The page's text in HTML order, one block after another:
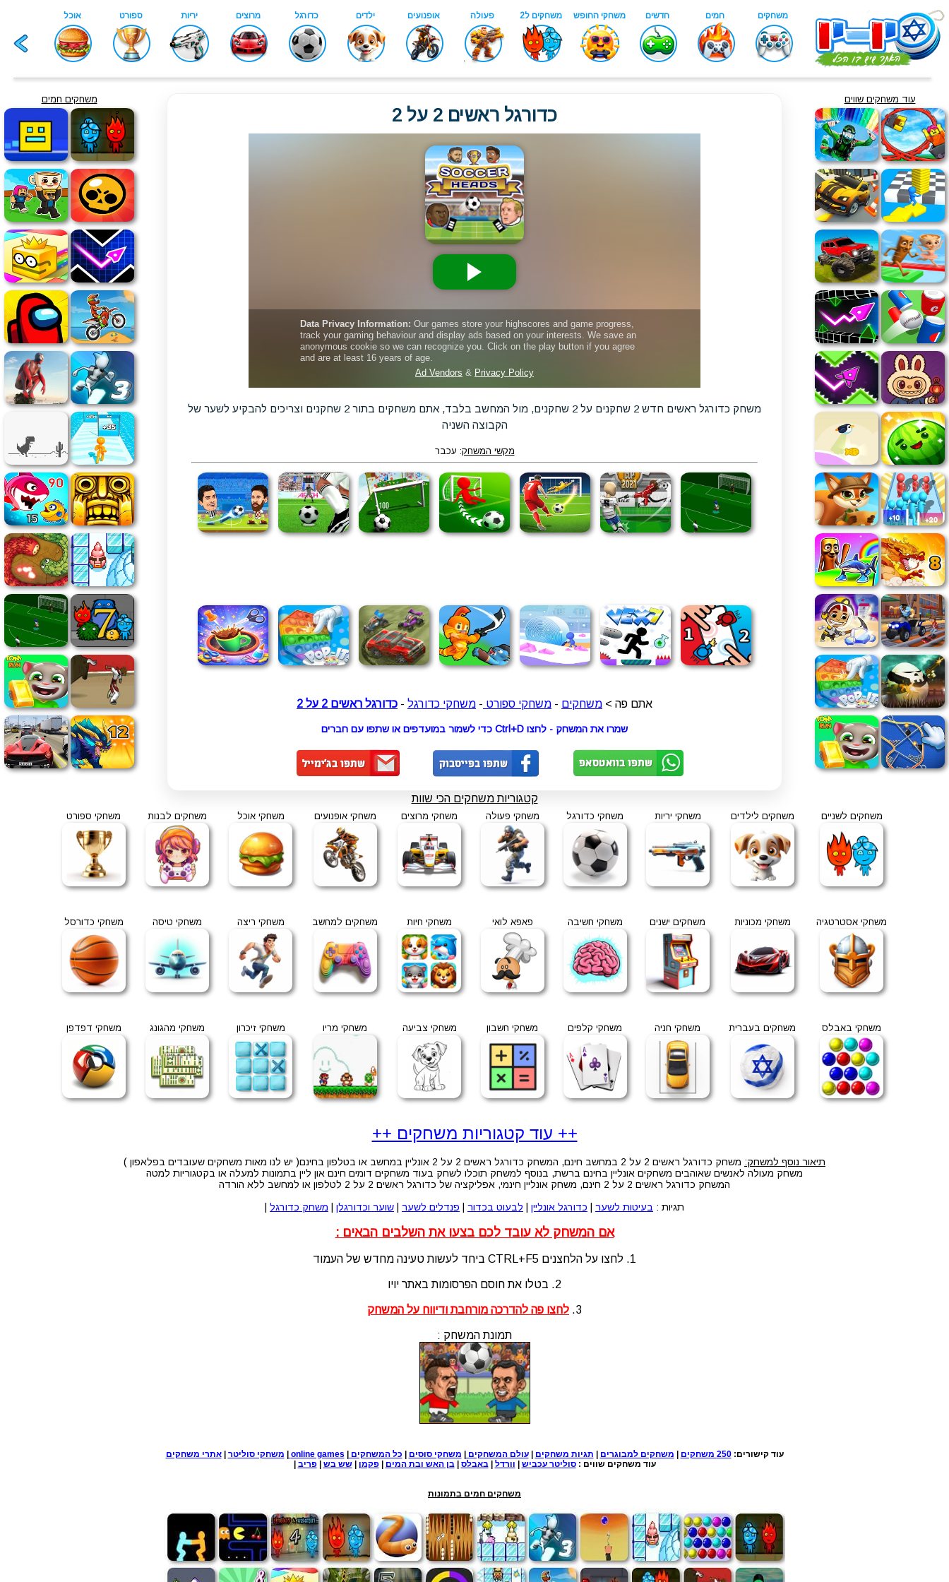
עוד משחקים שווים
כדורגל ראשים 2 על 2
משחק כדורגל ראשים חדש 2 שחקנים על 2 שחקנים, מול המחשב בלבד, אתם משחקים בתור 2 שחקנים וצריכים להבקיע לשער של
הקבוצה השניה
מקשי המשחק: עכבר
אתם פה > משחקים - משחקי ספורט - משחקי כדורגל - כדורגל ראשים 2 על 2
שמרו את המשחק - לחצו Ctrl+D כדי לשמור במועדפים או שתפו עם חברים
משחקים חמים
קטגוריות משחקים הכי שוות
משחקים לשניים משחקים לילדים משחקי יריות משחקי כדורגל משחקי פעולה משחקי מרוצים משחקי אופנועים משחקי אוכל משחקים לבנות משחקי ספורט
משחקי אסטרטגיה משחקי מכוניות משחקים ישנים משחקי חשיבה פאפא לואי משחקי חיות משחקים למחשב משחקי ריצה משחקי טיסה משחקי כדורסל
משחקי באבלס משחקים בעברית משחקי חניה משחקי קלפים משחקי חשבון משחקי צביעה משחקי מריו משחקי זיכרון משחקי מהגונג משחקי דפדפן
++ עוד קטגוריות משחקים ++
תיאור נוסף למשחק: משחק כדורגל ראשים 2 על 2 במחשב חינם, המשחק כדורגל ראשים 2 על 2 אונליין במחשב או בטלפון בחינם( יש לנו מאות משחקים שעובדים בפלאפון )
משחק מעולה לאנשים שאוהבים משחקים אונליין בחינם ברשת, בנוסף למשחק תוכלו לשחק בעוד משחקים דומים חינם און ליין בתמונות למעלה או בקטגוריות למטה
המשחק כדורגל ראשים 2 על 2 חינם, משחק אונליין חינמי, אפליקציה של כדורגל ראשים 2 על 2 לטלפון או למחשב ללא הורדה
תגיות : בעיטות לשער כדורגל אונליין לבעוט בכדור פנדלים לשער שוער וכדורגלן משחק כדורגל
אם המשחק לא עובד לכם בצעו את השלבים הבאים :
1. לחצו על הלחצנים CTRL+F5 ביחד לעשות טעינה מחדש של העמוד
2. בטלו את חוסם הפרסומות באתר יויו
3. לחצו פה להדרכה מורחבת ודיווח על המשחק
תמונת המשחק :
עוד קישורים:250 משחקים | משחקים למבוגרים | תגיות משחקים |עולם המשחקים| משחקי סוסים | כל המשחקים|
online games
| משחקי סוליטר |אתרי משחקים
עוד משחקים שווים :סוליטר עכביש | וורדל |באבלס |בן האש ובת המים |פקמן |שש בש |פריב |
משחקים חמים בתמונות